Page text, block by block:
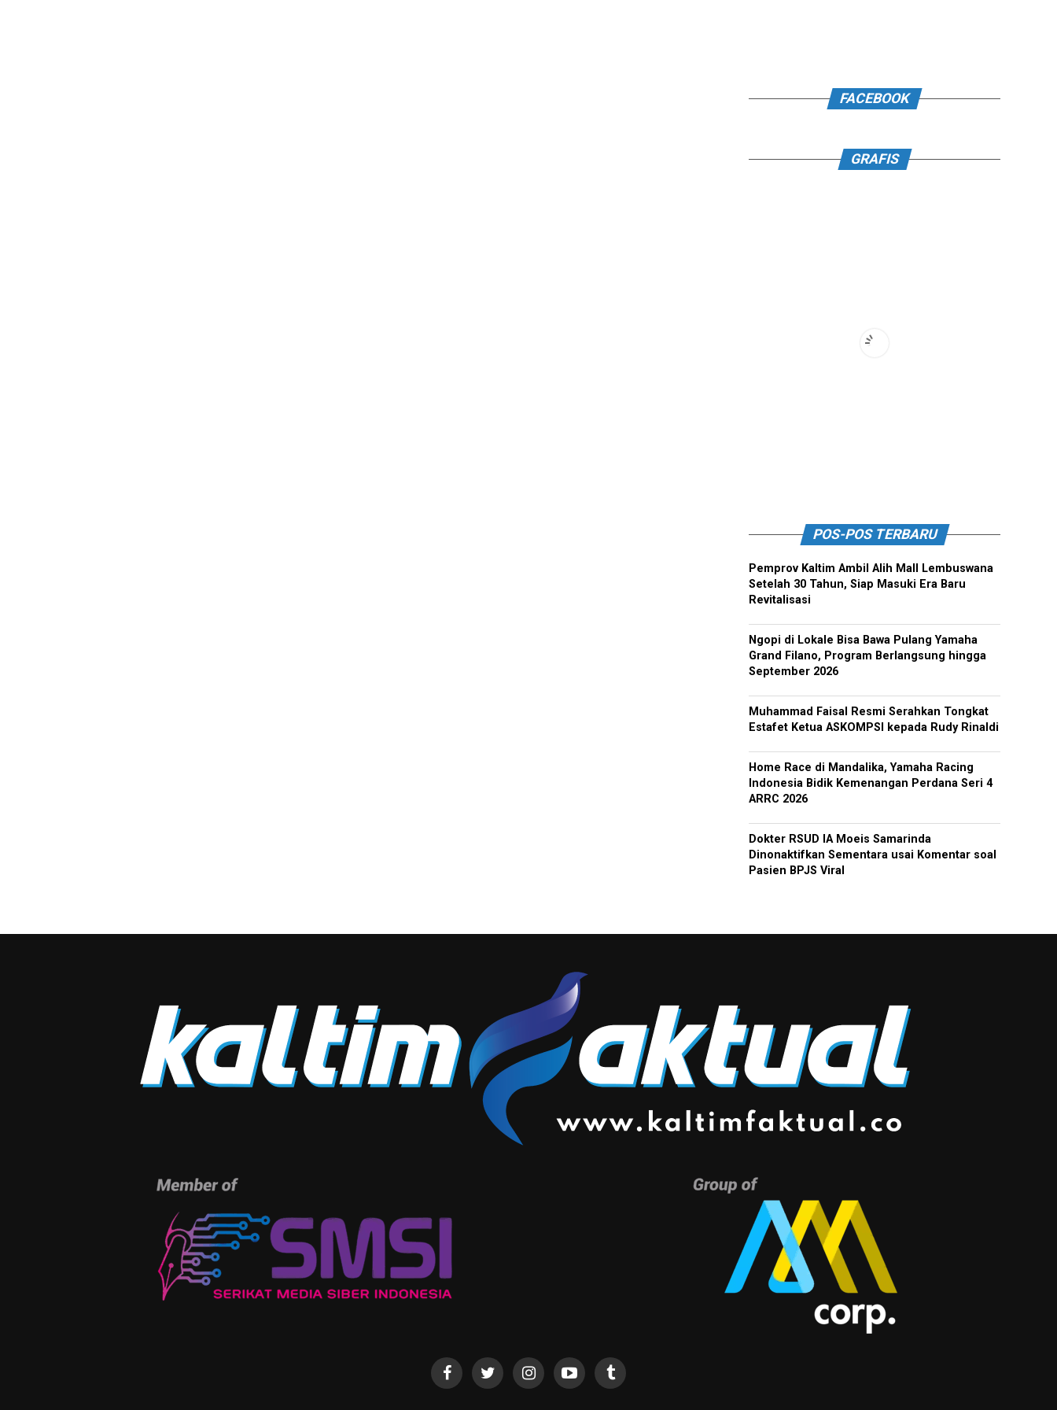
FACEBOOK
GRAFIS
POS-POS TERBARU
Pemprov Kaltim Ambil Alih Mall Lembuswana
Setelah 30 Tahun, Siap Masuki Era Baru
Revitalisasi
Ngopi di Lokale Bisa Bawa Pulang Yamaha
Grand Filano, Program Berlangsung hingga
September 2026
Muhammad Faisal Resmi Serahkan Tongkat
Estafet Ketua ASKOMPSI kepada Rudy Rinaldi
Home Race di Mandalika, Yamaha Racing
Indonesia Bidik Kemenangan Perdana Seri 4
ARRC 2026
Dokter RSUD IA Moeis Samarinda
Dinonaktifkan Sementara usai Komentar soal
Pasien BPJS Viral